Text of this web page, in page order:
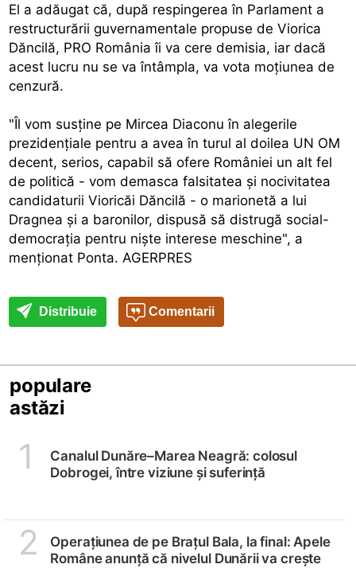
El a adăugat că, după respingerea în Parlament a
restructurării guvernamentale propuse de Viorica
Dăncilă, PRO România îi va cere demisia, iar dacă
acest lucru nu se va întâmpla, va vota moţiunea de
cenzură.
"Îl vom susţine pe Mircea Diaconu în alegerile
prezidenţiale pentru a avea în turul al doilea UN OM
decent, serios, capabil să ofere României un alt fel
de politică - vom demasca falsitatea şi nocivitatea
candidaturii Vioricăi Dăncilă - o marionetă a lui
Dragnea şi a baronilor, dispusă să distrugă social-
democraţia pentru nişte interese meschine", a
menţionat Ponta. AGERPRES
Distribuie Comentarii
populare
astăzi
1
Canalul Dunăre–Marea Neagră: colosul
Dobrogei, între viziune și suferință
2
Operațiunea de pe Brațul Bala, la final: Apele
Române anunță că nivelul Dunării va crește